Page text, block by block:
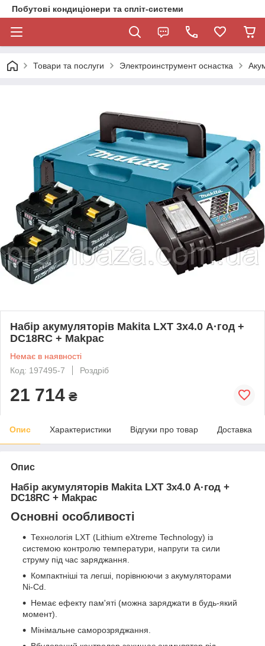
Побутові кондиціонери та спліт-системи
Товари та послуги Электроинструмент оснастка
Набір акумуляторів Makita LXT 3x4.0 А·год +
DC18RC + Makpac
Немає в наявності
Код: 197495-7
Роздріб
21 714 ₴
Опис Характеристики Відгуки про товар Доставка
Опис
Набір акумуляторів Makita LXT 3x4.0 А·год +
DC18RC + Makpac
Основні особливості
Технологія LXT (Lithium eXtreme Technology) із
системою контролю температури, напруги та сили
струму під час заряджання.
Компактніші та легші, порівнюючи з акумуляторами
Ni-Cd.
Немає ефекту пам'яті (можна заряджати в будь-який
момент).
Мінімальне саморозряджання.